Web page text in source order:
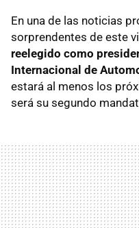
En una de las noticias
sorprendentes de este
reelegido como
Internacional de
estará al menos los
será su segundo